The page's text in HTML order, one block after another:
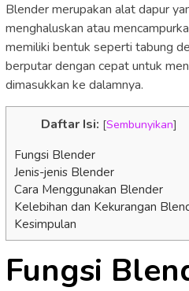
Blender merupakan alat dapur
menghaluskan atau
memiliki bentuk seperti tabung
berputar dengan cepat untuk
dimasukkan ke dalamnya.
Daftar Isi: [Sembunyikan]
Fungsi Blender
Jenis-jenis Blender
Cara Menggunakan Blender
Kelebihan dan Kekurangan
Kesimpulan
Fungsi